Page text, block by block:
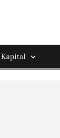
Kapital